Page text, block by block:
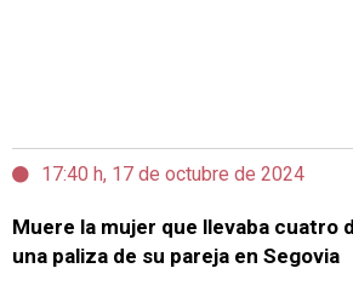
17:40 h, 17 de octubre de 2024
Muere la mujer que llevaba cuatro
una paliza de su pareja en Segovia